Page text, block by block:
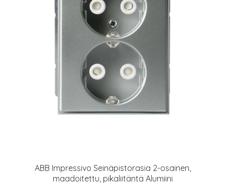
ABB Impressivo Seinäpistorasia 2-osainen,
maadoitettu, pikaliitäntä Alumiini